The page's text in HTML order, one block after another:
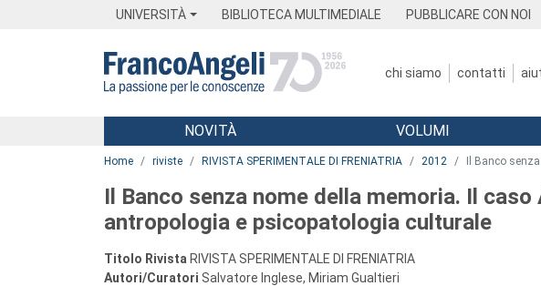
UNIVERSITÀ BIBLIOTECA MULTIMEDIALE PUBBLICARE CON NOI
chi siamo contatti
Menu
NOVITÀ VOLUMI
Home riviste RIVISTA SPERIMENTALE DI FRENIATRIA 2012 Il Banco
Il Banco senza nome della memoria. Il caso
antropologia e psicopatologia culturale
Titolo Rivista RIVISTA SPERIMENTALE DI FRENIATRIA
Autori/Curatori Salvatore Inglese, Miriam Gualtieri